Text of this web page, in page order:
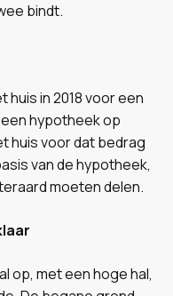
bindt.
in 2018 voor een
hypotheek op
huis voor dat bedrag
van de hypotheek,
moeten delen.
op, met een hoge hal,